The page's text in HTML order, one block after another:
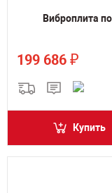
Виброплита
199 686 ₽
Купить